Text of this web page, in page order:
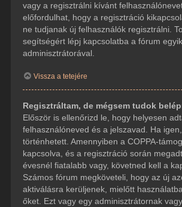
vagy a regisztrálni kívánt
előfordulhat, hogy a regisztráció
ne tudjanak új felhasználók regisztrálni.
segítségért lépj kapcsolatba a fórum egyik
adminisztrátorával.
Vissza a tetejére
Regisztráltam, de mégsem tudok
Először is ellenőrizd le, hogy helyesen
felhasználóneved és a jelszavad. Ha
történhetett. Amennyiben a COPPA-
kapcsolva, és a regisztráció során
évesnél fiatalabb vagy, követned kell a
Számos fórum megköveteli, hogy az új
aktiválásra kerüljenek, mielőtt
őket. Ezt vagy egy adminisztrátornak